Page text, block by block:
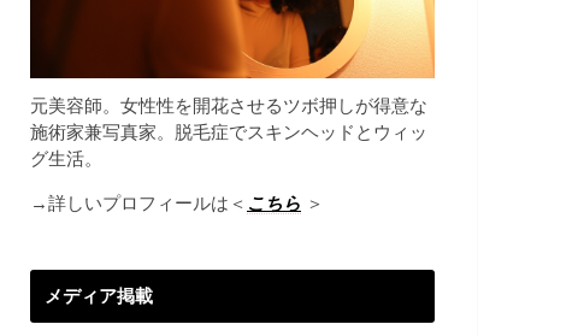
元美容師。女性性を開花させるツボ押しが得意な
施術家兼写真家。脱毛症でスキンヘッドとウィッ
グ生活。
→詳しいプロフィールは＜ こちら ＞
メディア掲載